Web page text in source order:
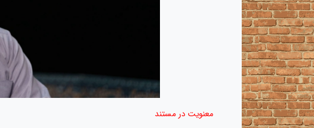
معنویت در مستند